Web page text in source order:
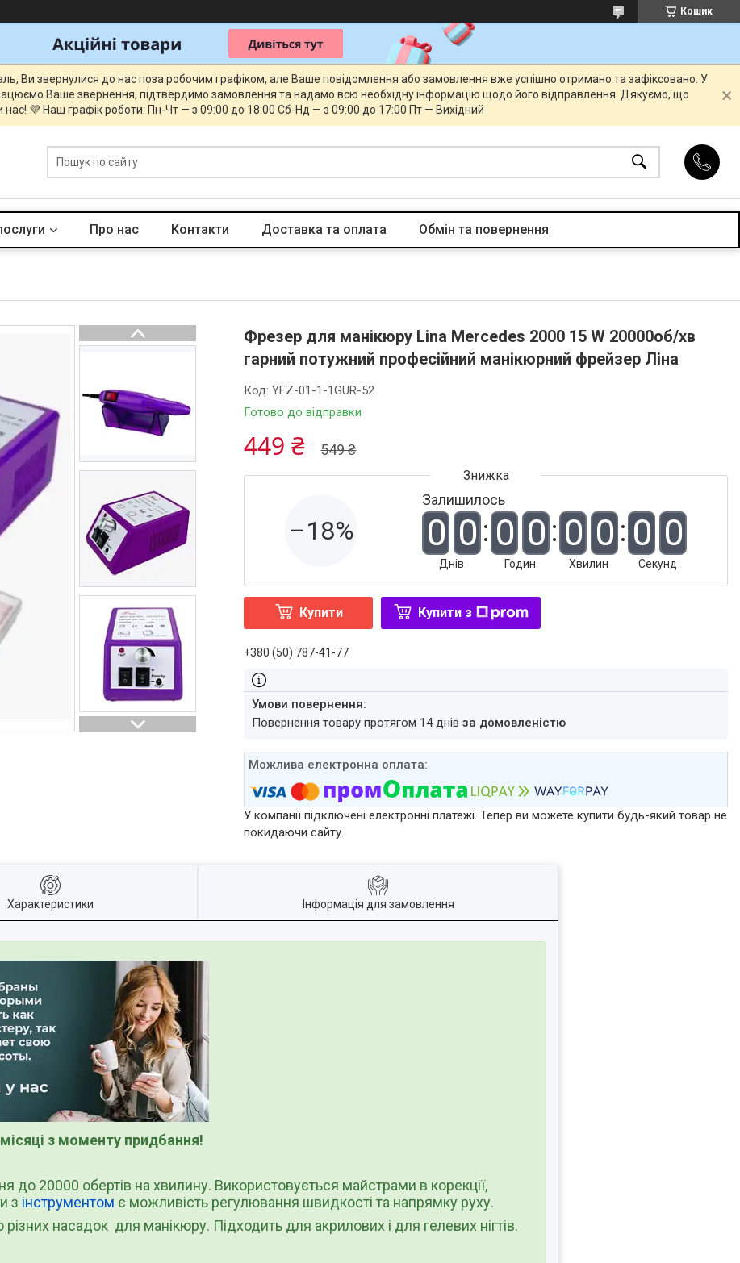
Кошик
Ви звернулися до нас поза робочим графіком, але Ваше повідомлення або замовлення вже успішно отримано та зафіксовано. У
Ваше звернення, підтвердимо замовлення та надамо всю необхідну інформацію щодо його відправлення. Дякуємо, що
нас! 💜 Наш графік роботи: Пн-Чт — з 09:00 до 18:00 Сб-Нд — з 09:00 до 17:00 Пт — Вихідний
Про нас Контакти Доставка та оплата Обмін та повернення
Фрезер для манікюру Lina Mercedes 2000 15 W 20000об/хв
гарний потужний професійний манікюрний фрейзер Ліна
Готово до відправки
Код:YFZ-01-1-1GUR-52
549 ₴
449 ₴
–18%
Залишилось
0 0
Днів
0 0
Годин
0 0
Хвилин
0 0
Секунд
Купити Купити з
+380 (50) 787-41-77
повернення товару протягом 14 днівза домовленістю
У компанії підключені електронні платежі. Тепер ви можете купити будь-який товар не
покидаючи сайту.
Характеристики Інформація для замовлення
з моменту придбання!
до 20000 обертів на хвилину. Використовується майстрами в корекції,
з інструментом є можливість регулювання швидкості та напрямку руху.
насадок для манікюру. Підходить для акрилових і для гелевих нігтів.